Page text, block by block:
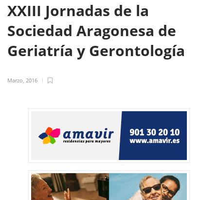
XXIII Jornadas de la
Sociedad Aragonesa de
Geriatría y Gerontología
Marzo, 2016